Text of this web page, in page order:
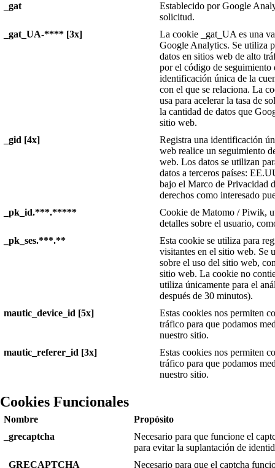
_gat
Establecido por Google
solicitud.
_gat_UA-**** [3x]
La cookie _gat_UA es una
Google Analytics. Se utiliza
datos en sitios web de alto
por el código de
identificación única de la
con el que se relaciona. La
usa para acelerar la tasa de
la cantidad de datos que
sitio web.
_gid [4x]
Registra una identificación
web realice un seguimiento
web. Los datos se utilizan
datos a terceros países:
bajo el Marco de Privacidad
derechos como interesado
_pk_id.***.*****
Cookie de Matomo / Piwik,
detalles sobre el usuario,
_pk_ses.***.**
Esta cookie se utiliza para
visitantes en el sitio web. Se
sobre el uso del sitio web,
sitio web. La cookie no
utiliza únicamente para el
después de 30 minutos).
mautic_device_id [5x]
Estas cookies nos permiten
tráfico para que podamos
nuestro sitio.
mautic_referer_id [3x]
Estas cookies nos permiten
tráfico para que podamos
nuestro sitio.
Cookies Funcionales
Nombre
Propósito
_grecaptcha
Necesario para que funcione el
para evitar la suplantación de
_GRECAPTCHA
Necesario para que el captcha